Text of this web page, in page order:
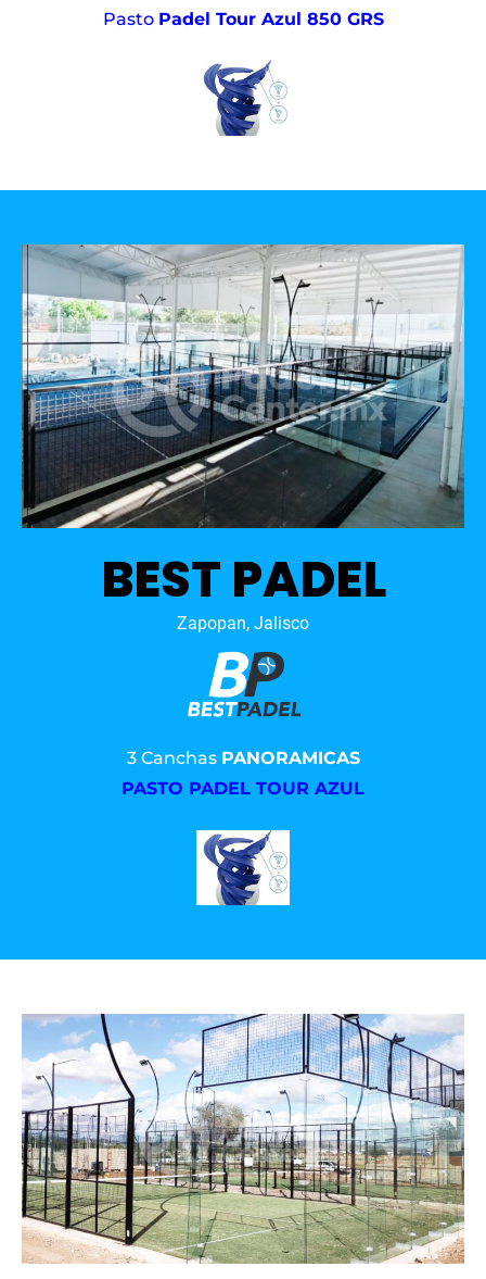
Pasto Padel Tour Azul 850 GRS
BEST PADEL
Zapopan, Jalisco
3 Canchas PANORAMICAS
PASTO PADEL TOUR AZUL